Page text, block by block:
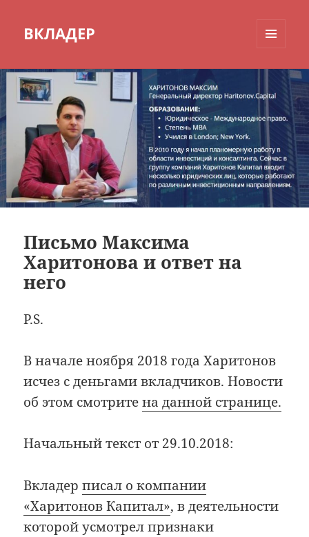
ВКЛАДЕР
ВИДЖЕТЫ
Письмо Максима
Харитонова и ответ на
него
P.S.
В начале ноября 2018 года Харитонов
исчез с деньгами вкладчиков. Новости
об этом смотритена данной странице.
Начальный текст от 29.10.2018:
Вкладерписал о компании
«Харитонов Капитал», в деятельности
которой усмотрел признаки